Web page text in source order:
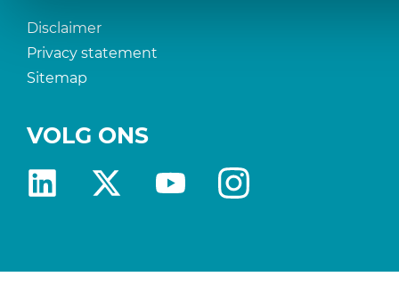
Disclaimer
Privacy statement
Sitemap
VOLG ONS